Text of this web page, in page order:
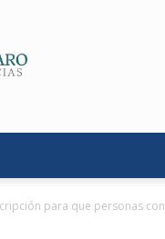
para que personas